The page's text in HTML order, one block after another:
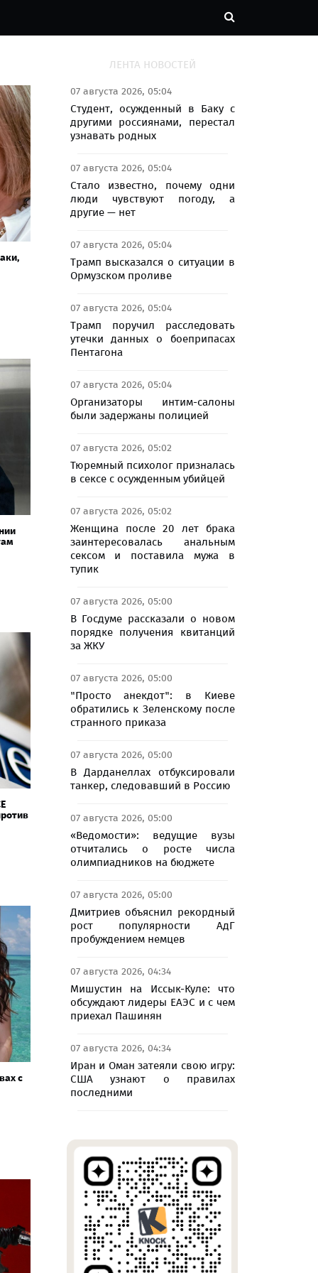
с
ЛЕНТА НОВОСТЕЙ
07 августа 2026, 05:04
Студент, осужденный в Баку с
другими россиянами, перестал
узнавать родных
07 августа 2026, 05:04
Стало известно, почему одни
люди чувствуют погоду, а
другие — нет
07 августа 2026, 05:04
Трамп высказался о ситуации в
Ормузском проливе
07 августа 2026, 05:04
Трамп поручил расследовать
утечки данных о боеприпасах
Пентагона
07 августа 2026, 05:04
Организаторы интим-салоны
были задержаны полицией
07 августа 2026, 05:02
Тюремный психолог призналась
в сексе с осужденным убийцей
07 августа 2026, 05:02
Женщина после 20 лет брака
заинтересовалась анальным
сексом и поставила мужа в
тупик
07 августа 2026, 05:00
В Госдуме рассказали о новом
порядке получения квитанций
за ЖКУ
07 августа 2026, 05:00
"Просто анекдот": в Киеве
обратились к Зеленскому после
странного приказа
07 августа 2026, 05:00
В Дарданеллах отбуксировали
танкер, следовавший в Россию
07 августа 2026, 05:00
«Ведомости»: ведущие вузы
отчитались о росте числа
олимпиадников на бюджете
07 августа 2026, 05:00
Дмитриев объяснил рекордный
рост популярности АдГ
пробуждением немцев
07 августа 2026, 04:34
Мишустин на Иссык-Куле: что
обсуждают лидеры ЕАЭС и с чем
приехал Пашинян
07 августа 2026, 04:34
Иран и Оман затеяли свою игру:
США узнают о правилах
последними